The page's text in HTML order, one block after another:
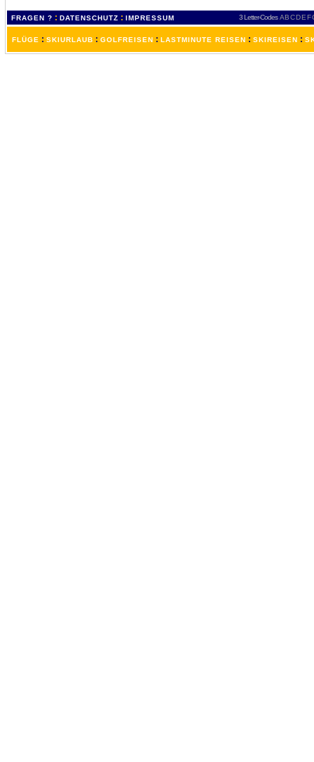
FRAGEN ? : DATENSCHUTZ : IMPRESSUM 3 Letter-Codes ABCDEF
FLÜGE : SKIURLAUB : GOLFREISEN : LASTMINUTE REISEN : SKIREISEN :